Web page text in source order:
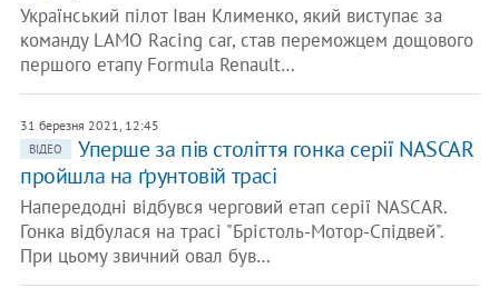
Український пілот Іван Клименко, який виступає за
команду LAMO Racing car, став переможцем дощового
першого етапу Formula Renault…
31 березня 2021, 12:45
ВІДЕО
Уперше за пів століття гонка серії NASCAR
пройшла на ґрунтовій трасі
Напередодні відбувся черговий етап серії NASCAR.
Гонка відбулася на трасі "Брістоль-Мотор-Спідвей".
При цьому звичний овал був…